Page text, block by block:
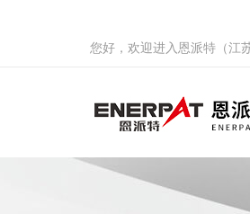
您好，欢迎进入恩派特（江